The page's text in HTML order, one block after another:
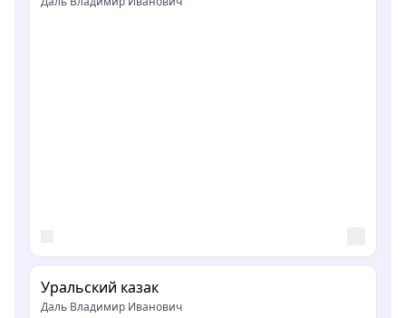
Уральский казак
Даль Владимир Иванович